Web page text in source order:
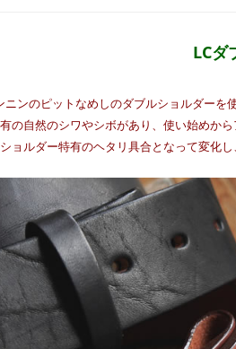
LCダ
ニンのピットなめしのダブルショルダーを
の自然のシワやシボがあり、使い始めか
ョルダー特有のヘタリ具合となって変化し